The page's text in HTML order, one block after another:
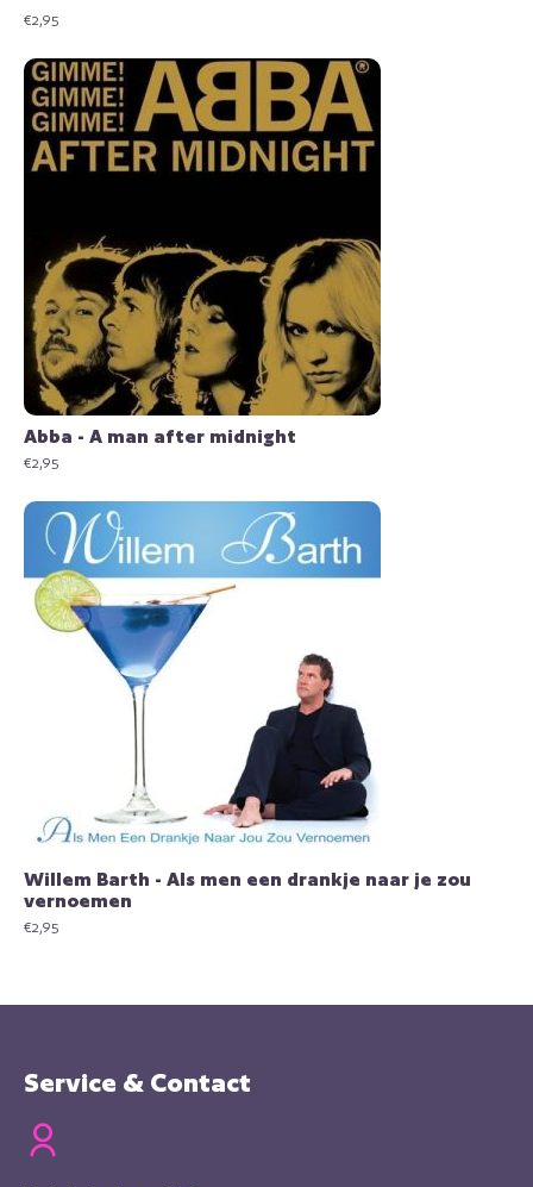
€2,95
Abba - A man after midnight
€2,95
Willem Barth - Als men een drankje naar je zou
vernoemen
€2,95
Service & Contact